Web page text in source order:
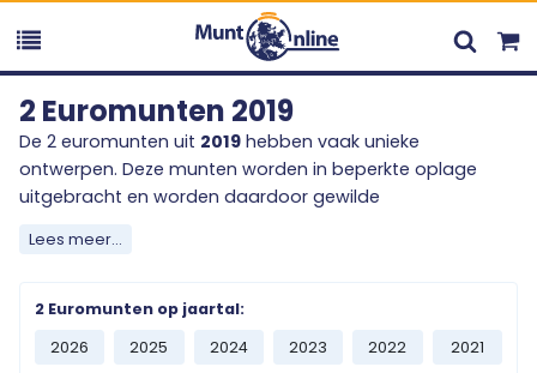
2 Euromunten 2019
De 2 euromunten uit 2019 hebben vaak unieke
ontwerpen. Deze munten worden in beperkte oplage
uitgebracht en worden daardoor gewilde
verzamelen van 2 euromunten gebeurt over de gehele
verzameling.
Ontdek het ruime en diverse aanbod uit2019
, en bestel
Lees meer...
2 Euromunten op jaartal:
2026
2025 2024 2023 2022 2021